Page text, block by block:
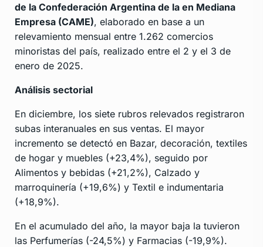
de la Confederación Argentina de la en Mediana
Empresa (CAME), elaborado en base a un
relevamiento mensual entre 1.262 comercios
minoristas del país, realizado entre el 2 y el 3 de
enero de 2025.
Análisis sectorial
En diciembre, los siete rubros relevados registraron
subas interanuales en sus ventas. El mayor
incremento se detectó en Bazar, decoración, textiles
de hogar y muebles (+23,4%), seguido por
Alimentos y bebidas (+21,2%), Calzado y
marroquinería (+19,6%) y Textil e indumentaria
(+18,9%).
En el acumulado del año, la mayor baja la tuvieron
las Perfumerías (-24,5%) y Farmacias (-19,9%).